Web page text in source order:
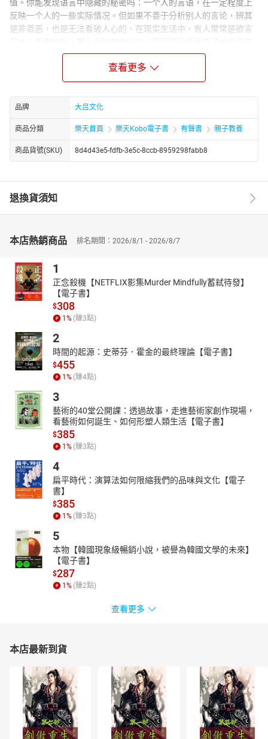
值。你能发现语言中隐藏的秘密吗：一个人的言语，在一定程度上
反映一个人的一些实际情况。但如果不善于分析别人的言论，辨其
是非善恶，也是无法看破人心的。在现实生活中，有人常常是欲言
学家讲生活：修炼心灵的力量》，以生活化视角解析心理成长与心
灵修炼，面向普通读者提供可落地的心理调适方法，兼具可读性与
实用性。避开晦涩理论，语言通俗亲切，聚焦 “当下生活问题”，如
焦虑缓解、自我认知、人际沟通等，提供可直接应用的心理调节技
巧，适合希望通过心理知识改善生活状态的普通读者。
查看更多
品牌 大吕文化
商品分類 樂天首頁 樂天Kobo電子書 有聲書 親子教養
商品貨號(SKU) 8d4d43e5-fdfb-3e5c-8ccb-8959298fabb8
退換貨須知
本店熱銷商品 排名期間：2026/8/1 - 2026/8/7
1
正念殺機【NETFLIX影集Murder Mindfully蓄弒待發】
【電子書】
$308
1 % (賺3點)
2
時間的起源：史蒂芬．霍金的最終理論【電子書】
$455
1 % (賺4點)
3
藝術的40堂公開課：透過故事，走進藝術家創作現場，
看藝術如何誕生、如何形塑人類生活【電子書】
$385
1 % (賺3點)
4
扁平時代：演算法如何限縮我們的品味與文化【電子
書】
$385
1 % (賺3點)
5
本物【韓國現象級暢銷小說，被譽為韓國文學的未來】
【電子書】
$287
1 % (賺2點)
查看更多
本店最新到貨